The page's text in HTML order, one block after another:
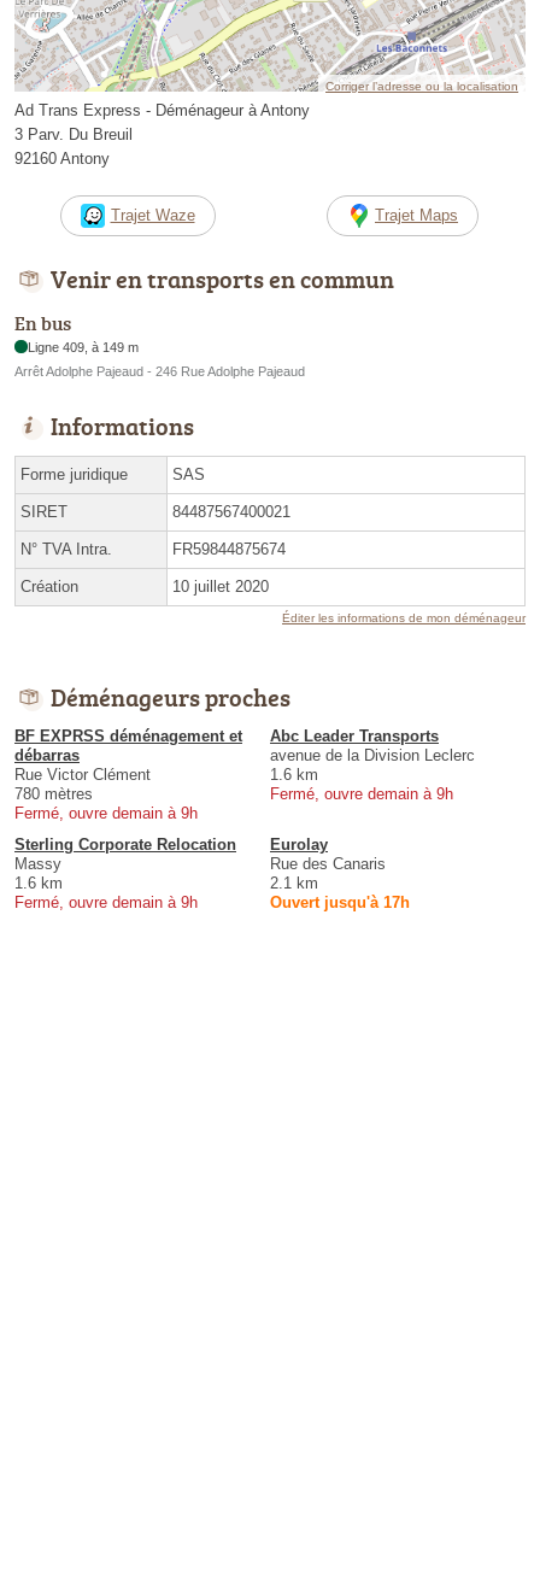
Corriger l’adresse ou la localisation
Ad Trans Express - Déménageur à Antony
3 Parv. Du Breuil
92160 Antony
Trajet Waze Trajet Maps
Venir en transports en commun
En bus
Ligne 409, à 149 m
Arrêt Adolphe Pajeaud - 246 Rue Adolphe Pajeaud
Informations
Forme juridique SAS
SIRET 84487567400021
N° TVA Intra. FR59844875674
Création 10 juillet 2020
Éditer les informations de mon déménageur
Déménageurs proches
BF EXPRSS déménagement et
débarras
Rue Victor Clément
780 mètres
Fermé, ouvre demain à 9h
Abc Leader Transports
avenue de la Division Leclerc
1.6 km
Fermé, ouvre demain à 9h
Sterling Corporate Relocation
Massy
1.6 km
Fermé, ouvre demain à 9h
Eurolay
Rue des Canaris
2.1 km
Ouvert jusqu'à 17h